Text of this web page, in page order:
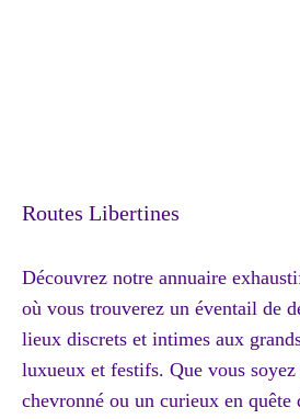
Routes Libertines
Découvrez notre annuaire
où vous trouverez un éventail de
lieux discrets et intimes aux
luxueux et festifs. Que vous
chevronné ou un curieux en quête